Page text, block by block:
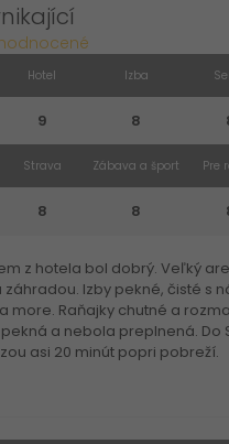
Hotel
9
Izba
8
Strava
8
Zábava a šport
8
Pre
z hotela bol dobrý. Veľký
záhradou. Izby pekné, čisté s
more. Raňajky chutné a
a nebola preplnená. Do
asi 20 minút popri pobreží.